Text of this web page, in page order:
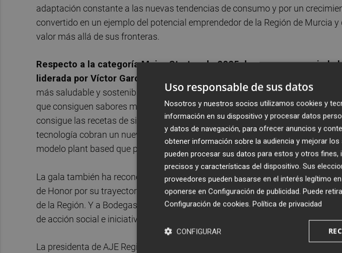
adaptación constante a las nuevas tendencias de consumo y por un
convertido en un ejemplo del potencial emprendedor de la Región de Murcia
valor más allá de sus fronteras.
Respecto a la categoría Mejor Startup de 2025, la empresa premiada
liderada por Víctor García.
más saludable y sostenible llena de sabor es posible. Su visión se basa en
que consiguen sabores más potentes que sus homólogos de origen animal.
consigue las recetas de siempre poniendo en relieve proteínas vegetales que
tecnología cobran un nuevo sentido y se llenan de sabor. Su misión: acelerar
modelo plant based que permita asegurar la disponibilidad de alimentos para
La gala también ha reconocido aJuan Vicente Dávalos , presidente y
de Honor por su trayectoria empresarial de más de 60 años contribuyendo al
de la Región. Y a Bodegas Juan Gil como Empresa Socialmente
de acción social e iniciativas de biodiversidad, sostenibilidad y
La presidenta de AJE Región de Murcia,
Uso responsable de sus datos
Nosotros y nuestros socios utilizamos cookies y
información en su dispositivo y procesar datos
y datos de navegación, para ofrecer anuncios y
obtener información sobre la audiencia y mejorar los
pueden procesar sus datos para estos y otros
precisos y características del dispositivo. Sus
proveedores pueden basarse en el interés legítimo
oponerse en Configuración de publicidad. Puede
Configuración de cookies. Política de privacidad
CONFIGURAR